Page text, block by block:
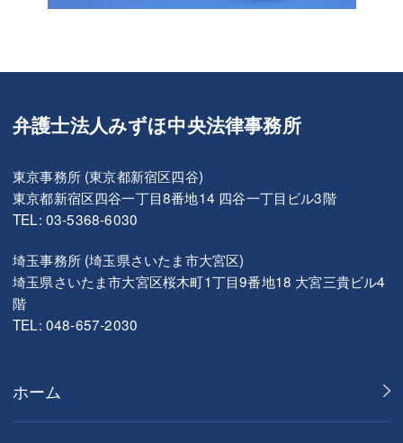
弁護士法人みずほ中央法律事務所
東京事務所 (東京都新宿区四谷)
東京都新宿区四谷一丁目8番地14 四谷一丁目ビル3階
TEL: 03-5368-6030
埼玉事務所 (埼玉県さいたま市大宮区)
埼玉県さいたま市大宮区桜木町1丁目9番地18 大宮三貴ビル4
階
TEL: 048-657-2030
ホーム